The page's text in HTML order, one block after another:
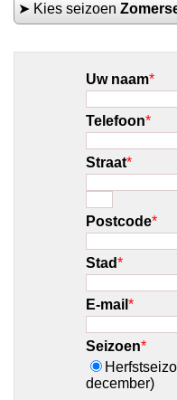
➤ Kies seizoen
Uw naam*
Telefoon*
Straat*
Postcode*
Stad*
E-mail *
Seizoen*
december)